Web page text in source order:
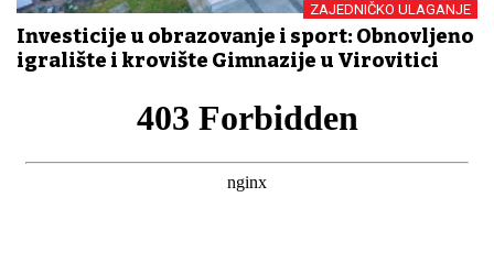
ZAJEDNIČKO ULAGANJE
Investicije u obrazovanje i sport: Obnovljeno
igralište i krovište Gimnazije u Virovitici